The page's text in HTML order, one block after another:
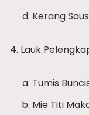
Kerang
Lauk
Tumis
Mie Titi